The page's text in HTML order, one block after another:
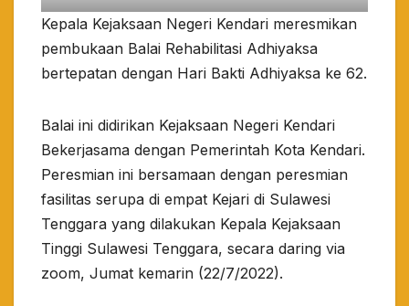
Kepala Kejaksaan Negeri Kendari meresmikan
pembukaan Balai Rehabilitasi Adhiyaksa
bertepatan dengan Hari Bakti Adhiyaksa ke 62.
Balai ini didirikan Kejaksaan Negeri Kendari
Bekerjasama dengan Pemerintah Kota Kendari.
Peresmian ini bersamaan dengan peresmian
fasilitas serupa di empat Kejari di Sulawesi
Tenggara yang dilakukan Kepala Kejaksaan
Tinggi Sulawesi Tenggara, secara daring via
zoom, Jumat kemarin (22/7/2022).